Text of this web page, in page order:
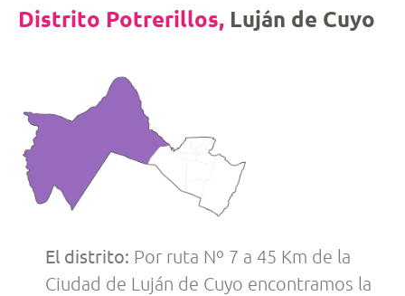
Distrito Potrerillos, Luján de Cuyo
El distrito: Por ruta Nº 7 a 45 Km de la
Ciudad de Luján de Cuyo encontramos la